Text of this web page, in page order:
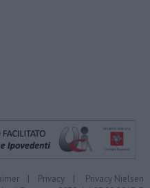
| Privacy | Privacy Nielsen